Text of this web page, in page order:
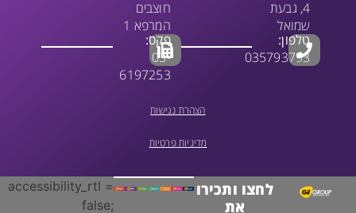
טלפון:
035793793
6197253
הצהרת נגישות
מדיניות פרטיות
לחצו ותכירו
accessibility_rtl =